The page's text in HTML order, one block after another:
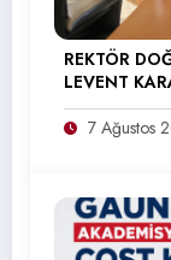
REKTÖR
LEVENT
7 Ağustos